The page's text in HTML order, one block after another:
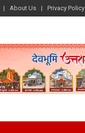
About Us Privacy Policy